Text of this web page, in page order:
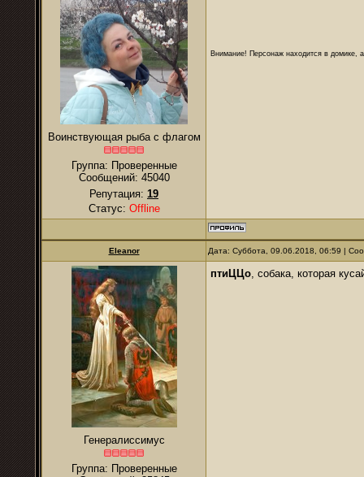
Воинствующая рыба с флагом
Группа: Проверенные
Сообщений: 45040
Репутация: 19
Статус: Offline
Внимание! Персонаж находится в домике,
Eleanor Дата: Суббота, 09.06.2018, 06:59 |
Генералиссимус
Группа: Проверенные
птиЦЦо , собака, которая